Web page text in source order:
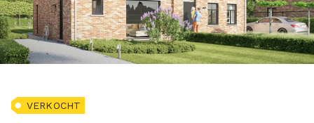
VERKOCHT